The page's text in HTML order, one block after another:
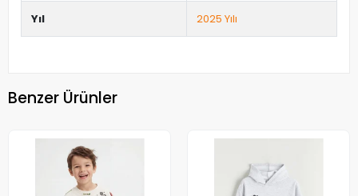
Yıl 2025 Yılı
Benzer Ürünler